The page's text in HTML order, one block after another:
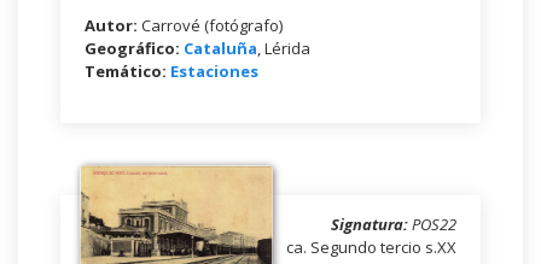
Autor: Carrové (fotógrafo)
Geográfico: Cataluña, Lérida
Temático: Estaciones
Signatura:POS22
ca. Segundo tercio s.XX